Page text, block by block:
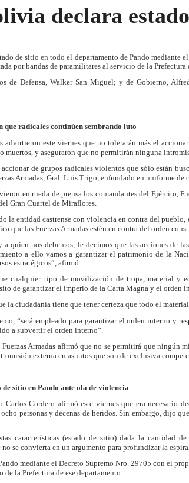
declara
de sitio en todo el departamento de Pando mediante
por bandas de paramilitares al servicio de la Prefectura
de Defensa, Walker San Miguel; y de Gobierno,
radicales continúen sembrando luto
este viernes que no tolerarán más el
muertos, y aseguraron que no permitirán ninguna
de grupos radicales violentos que sólo están
Armadas, Gral. Luis Trigo, enfundado en uniforme de
en rueda de prensa los comandantes del Ejército,
Gran Cuartel de Miraflores.
la entidad castrense con violencia en contra del
que las Fuerzas Armadas estén en contra del orden
nos debemos, le decimos que las acciones de las
a ello vamos a garantizar el patrimonio de la
estratégicos”, afirmó.
cualquier tipo de movilización de tropa, material y
de garantizar el imperio de la Carta Magna y el orden
la ciudadanía tiene que tener certeza que todo el
“será empleado para garantizar el orden interno y
a subvertir el orden interno”.
Armadas afirmó que no se permitirá que
externa en asuntos que son de exclusiva
sitio en Pando ante ola de violencia
Cordero afirmó este viernes que era necesario
personas y decenas de heridos. Sin embargo, dijo
características (estado de sitio) dada la cantidad
se convierta en un argumento para profundizar la
mediante el Decreto Supremo Nro. 29705 con el
la Prefectura de ese departamento.